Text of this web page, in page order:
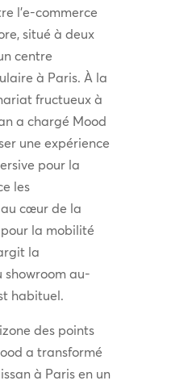
l’e-commerce
situé à deux
centre
à Paris. À la
fructueux à
a chargé Mood
une expérience
pour la
les
cœur de la
la mobilité
la
au-
habituel.
des points
a transformé
à Paris en un